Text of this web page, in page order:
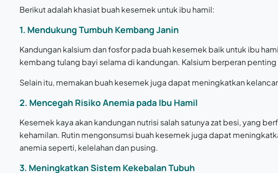
Berikut adalah khasiat buah kesemek untuk ibu hamil:
1. Mendukung Tumbuh Kembang Janin
Kandungan kalsium dan fosfor pada buah kesemek baik untuk ibu
kembang tulang bayi selama di kandungan. Kalsium berperan
Selain itu, memakan buah kesemek juga dapat meningkatkan
2. Mencegah Risiko Anemia pada Ibu Hamil
Kesemek kaya akan kandungan nutrisi salah satunya zat besi, yang
kehamilan. Rutin mengonsumsi buah kesemek juga dapat
anemia seperti, kelelahan dan pusing.
3. Meningkatkan Sistem Kekebalan Tubuh